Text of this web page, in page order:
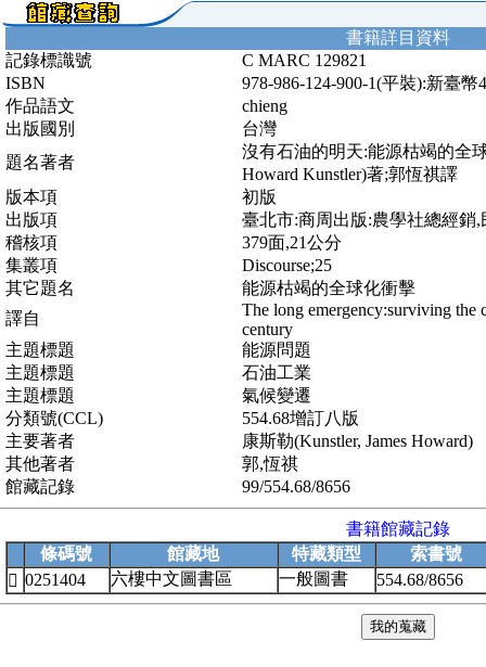
書籍詳目資料
記錄標識號
C MARC 129821
ISBN
978-986-124-900-1(平裝):新臺幣
作品語文
chieng
出版國別
台灣
題名著者
沒有石油的明天:能源枯竭的全
Howard Kunstler)著;郭恆祺譯
版本項
初版
出版項
臺北市:商周出版:農學社總經銷,
稽核項
379面,21公分
集叢項
Discourse;25
其它題名
能源枯竭的全球化衝擊
譯自
The long emergency:surviving the
century
主題標題
能源問題
主題標題
石油工業
主題標題
氣候變遷
分類號(CCL)
554.68增訂八版
主要著者
康斯勒(Kunstler, James Howard)
其他著者
郭,恆祺
館藏記錄
99/554.68/8656
書籍館藏記錄
條碼號
館藏地 特藏類型
索書號
 0251404 六樓中文圖書區 一般圖書 554.68/8656